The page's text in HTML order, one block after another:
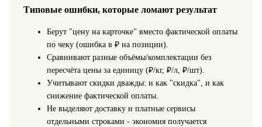
Типовые ошибки, которые ломают результат
Берут "цену на карточке" вместо фактической оплаты
по чеку (ошибка в ₽ на позиции).
Сравнивают разные объёмы/комплектации без
пересчёта цены за единицу (₽/кг, ₽/л, ₽/шт).
Учитывают скидки дважды: и как "скидка", и как
снижение фактической оплаты.
Не выделяют доставку и платные сервисы
отдельными строками - экономия получается